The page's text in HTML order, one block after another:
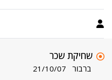
שחיקת שכר
ברבור 21/10/07